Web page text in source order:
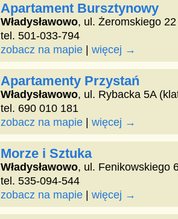
Apartament Bursztynowy
Władysławowo, ul. Żeromskiego 22
tel. 501-033-794
zobacz na mapie| więcej →
Apartamenty Przystań
Władysławowo, ul. Rybacka 5A
tel. 690 010 181
zobacz na mapie| więcej →
Morze i Sztuka
Władysławowo, ul. Fenikowskiego
tel. 535-094-544
zobacz na mapie| więcej →